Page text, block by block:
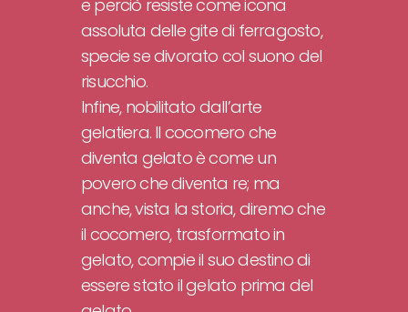
e perciò resiste come icona
assoluta delle gite di ferragosto,
specie se divorato col suono del
risucchio.
Infine, nobilitato dall’arte
gelatiera. Il cocomero che
diventa gelato è come un
povero che diventa re; ma
anche, vista la storia, diremo che
il cocomero, trasformato in
gelato, compie il suo destino di
essere stato il gelato prima del